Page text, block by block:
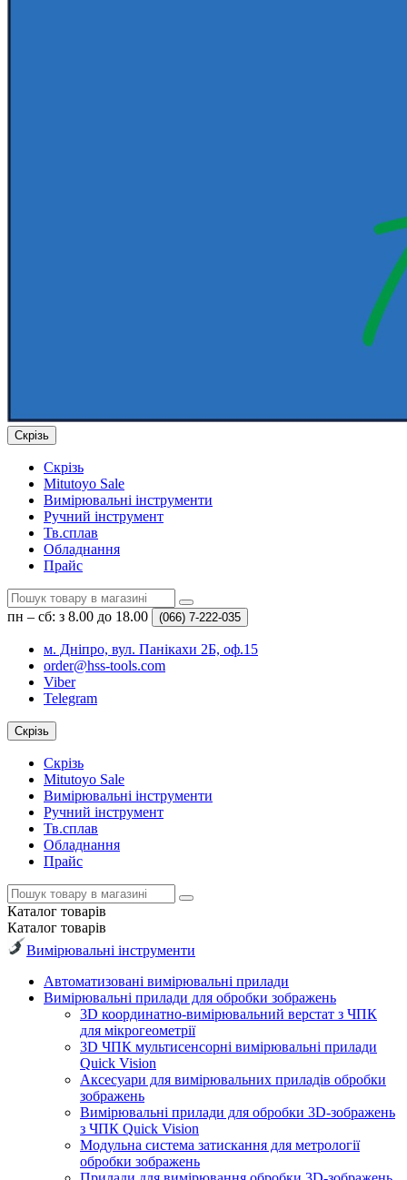
Скрізь
Скрізь
Mitutoyo Sale
Вимірювальні інструменти
Ручний інструмент
Тв.сплав
Обладнання
Прайс
пн – сб: з 8.00 до 18.00 (066) 7-222-035
м. Дніпро, вул. Панікахи 2Б, оф.15
order@hss-tools.com
Viber
Telegram
Скрізь
Скрізь
Mitutoyo Sale
Вимірювальні інструменти
Ручний інструмент
Тв.сплав
Обладнання
Прайс
Каталог товарів
Каталог товарів
Вимірювальні інструменти
Автоматизовані вимірювальні прилади
Вимірювальні прилади для обробки зображень
3D координатно-вимірювальний верстат з ЧПК
для мікрогеометрії
3D ЧПК мультисенсорні вимірювальні прилади
Quick Vision
Аксесуари для вимірювальних приладів обробки
зображень
Вимірювальні прилади для обробки 3D-зображень
з ЧПК Quick Vision
Модульна система затискання для метрології
обробки зображень